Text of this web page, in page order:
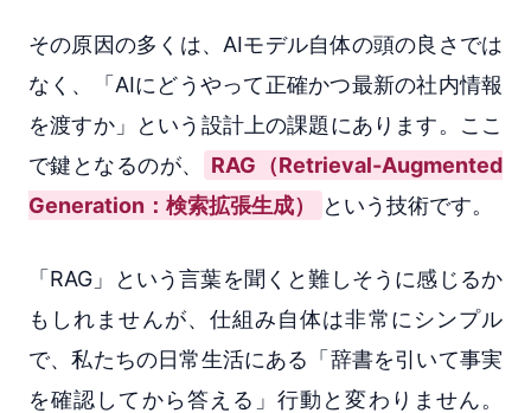
その原因の多くは、AIモデル自体の頭の良さでは
なく、「AIにどうやって正確かつ最新の社内情報
を渡すか」という設計上の課題にあります。ここ
で鍵となるのが、
RAG（Retrieval-Augmented
Generation：検索拡張生成）
という技術です。
「RAG」という言葉を聞くと難しそうに感じるか
もしれませんが、仕組み自体は非常にシンプル
で、私たちの日常生活にある「辞書を引いて事実
を確認してから答える」行動と変わりません。